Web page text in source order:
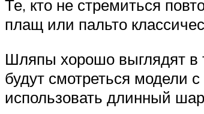
Те, кто не стремиться
плащ или пальто
Шляпы хорошо выглядят в
будут смотреться модели
использовать длинный